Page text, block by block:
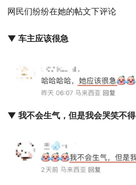
网民们纷纷在她的帖文下评论
▼ 车主应该很急
▼ 我不会生气，但是我会哭笑不得